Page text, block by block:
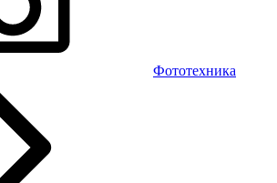
Фототехника